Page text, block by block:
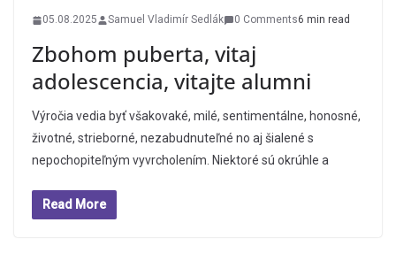
05.08.2025 Samuel Vladimír Sedlák 0 Comments6 min read
Zbohom puberta, vitaj
adolescencia, vitajte alumni
Výročia vedia byť všakovaké, milé, sentimentálne, honosné,
životné, strieborné, nezabudnuteľné no aj šialené s
nepochopiteľným vyvrcholením. Niektoré sú okrúhle a
Read More